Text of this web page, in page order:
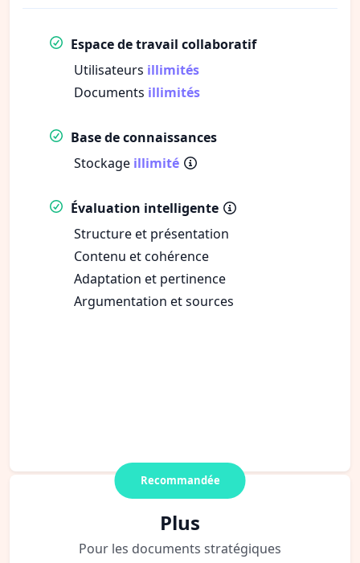
Espace de travail collaboratif
Utilisateurs illimités
Documents illimités
Base de connaissances
Stockage illimité
Évaluation intelligente
Structure et présentation
Contenu et cohérence
Adaptation et pertinence
Argumentation et sources
Recommandée
Plus
Pour les documents stratégiques